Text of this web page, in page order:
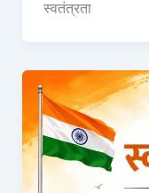
स्वतंत्रता